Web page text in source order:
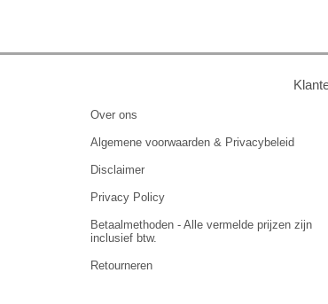
Over ons
Algemene voorwaarden & Privacybeleid
Disclaimer
Privacy Policy
Betaalmethoden - Alle vermelde prijzen zijn
inclusief btw.
Retourneren